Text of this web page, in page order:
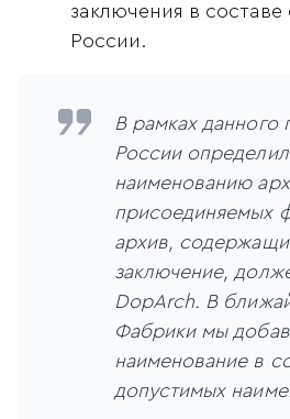
заключения в составе
России.
В рамках данного
России
наименованию
присоединяемых
архив,
заключение,
DopArch. В
Фабрики мы
наименование в
допустимых